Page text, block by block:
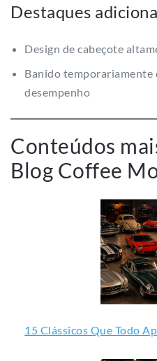
Destaques
Design de cabeçote
Banido temporariamente
desempenho
Conteúdos
Blog Coffee
15 Clássicos Que Todo